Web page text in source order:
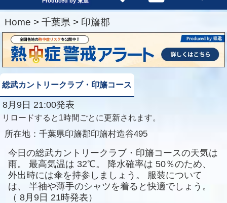
Home > 千葉県 > 印旛郡
総武カントリークラブ・印旛コース
8月9日 21:00発表
リロードすると1時間ごとに更新されます。
所在地： 千葉県印旛郡印旛村造谷495
今日の総武カントリークラブ・印旛コースの天気は
雨。
最高気温は 32℃。 降水確率は 50％のため、
外出時には傘を持参しましょう。
服装について
は、
半袖や薄手のシャツを着ると快適でしょう。
（ 8月9日 21時発表）